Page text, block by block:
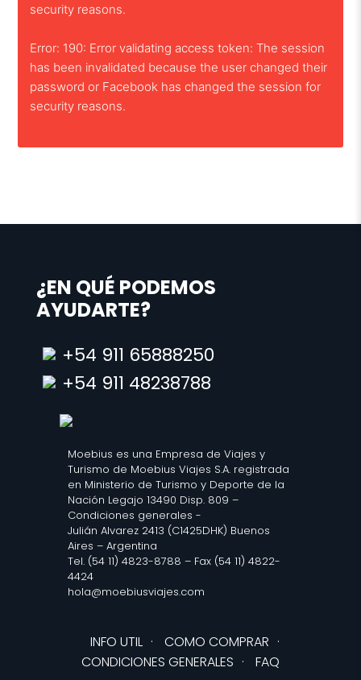
security reasons.
Error: 190: Error validating access token: The session
has been invalidated because the user changed their
password or Facebook has changed the session for
security reasons.
¿EN QUÉ PODEMOS
AYUDARTE?
+54 911 65888250
+54 911 48238788
Moebius es una Empresa de Viajes y
Turismo de Moebius Viajes S.A. registrada
en Ministerio de Turismo y Deporte de la
Nación Legajo 13490 Disp. 809 –
Condiciones generales -
Julián Alvarez 2413 (C1425DHK) Buenos
Aires – Argentina
Tel. (54 11) 4823-8788 – Fax (54 11) 4822-
4424
hola@moebiusviajes.com
INFO UTIL · COMO COMPRAR ·
CONDICIONES GENERALES · FAQ